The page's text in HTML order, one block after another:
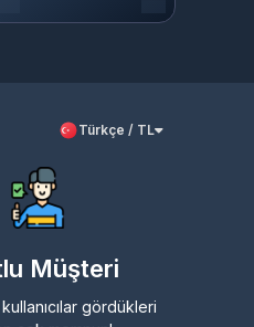
Türkçe / TL
Müşteri
gördükleri